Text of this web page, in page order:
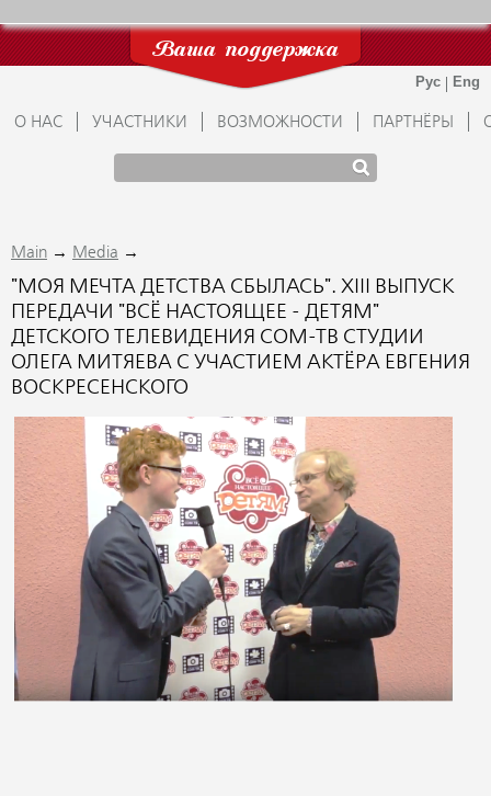
Ваша поддержка
О НАС УЧАСТНИКИ ВОЗМОЖНОСТИ ПАРТНЁРЫ
Main → Media →
"МОЯ МЕЧТА ДЕТСТВА СБЫЛАСЬ". XIII ВЫПУСК
ПЕРЕДАЧИ "ВСЁ НАСТОЯЩЕЕ - ДЕТЯМ"
ДЕТСКОГО ТЕЛЕВИДЕНИЯ СОМ-ТВ СТУДИИ
ОЛЕГА МИТЯЕВА С УЧАСТИЕМ АКТЁРА ЕВГЕНИЯ
ВОСКРЕСЕНСКОГО